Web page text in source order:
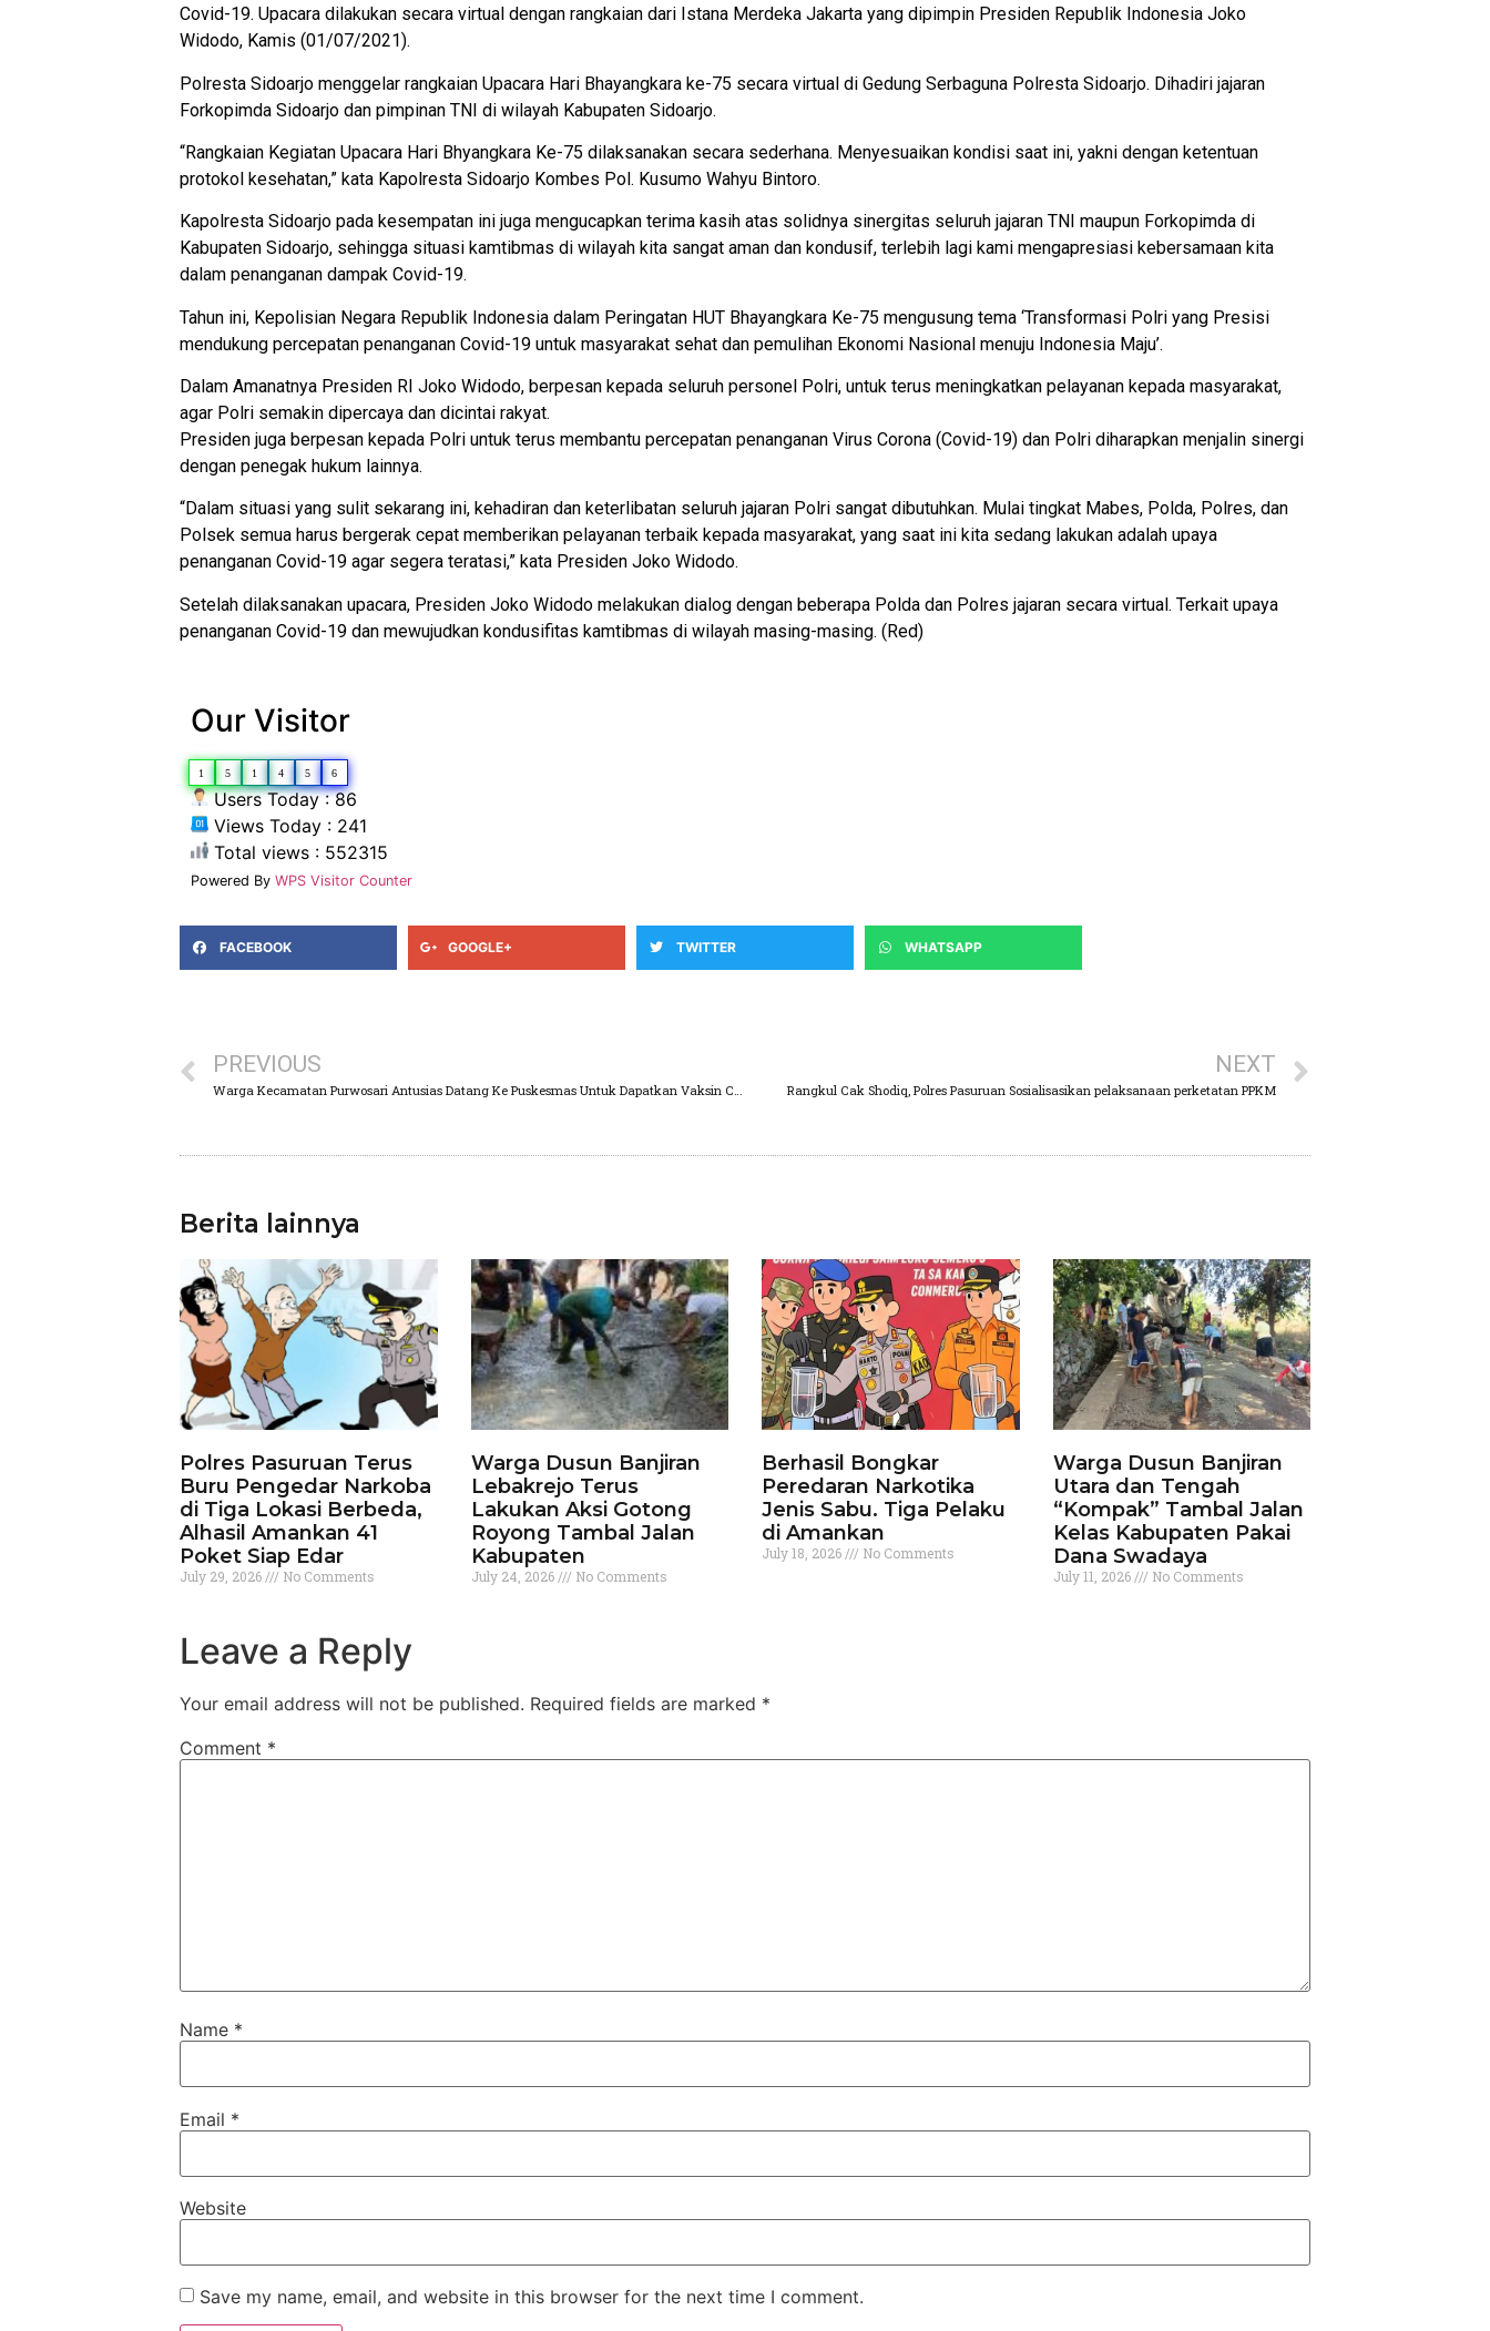
Covid-19. Upacara dilakukan secara virtual dengan rangkaian dari Istana Merdeka Jakarta yang dipimpin Presiden Republik Indonesia Joko
Widodo, Kamis (01/07/2021).
Polresta Sidoarjo menggelar rangkaian Upacara Hari Bhayangkara ke-75 secara virtual di Gedung Serbaguna Polresta Sidoarjo. Dihadiri jajaran
Forkopimda Sidoarjo dan pimpinan TNI di wilayah Kabupaten Sidoarjo.
“Rangkaian Kegiatan Upacara Hari Bhyangkara Ke-75 dilaksanakan secara sederhana. Menyesuaikan kondisi saat ini, yakni dengan ketentuan
protokol kesehatan,” kata Kapolresta Sidoarjo Kombes Pol. Kusumo Wahyu Bintoro.
Kapolresta Sidoarjo pada kesempatan ini juga mengucapkan terima kasih atas solidnya sinergitas seluruh jajaran TNI maupun Forkopimda di
Kabupaten Sidoarjo, sehingga situasi kamtibmas di wilayah kita sangat aman dan kondusif, terlebih lagi kami mengapresiasi kebersamaan kita
dalam penanganan dampak Covid-19.
Tahun ini, Kepolisian Negara Republik Indonesia dalam Peringatan HUT Bhayangkara Ke-75 mengusung tema ‘Transformasi Polri yang Presisi
mendukung percepatan penanganan Covid-19 untuk masyarakat sehat dan pemulihan Ekonomi Nasional menuju Indonesia Maju’.
Dalam Amanatnya Presiden RI Joko Widodo, berpesan kepada seluruh personel Polri, untuk terus meningkatkan pelayanan kepada masyarakat,
agar Polri semakin dipercaya dan dicintai rakyat.
Presiden juga berpesan kepada Polri untuk terus membantu percepatan penanganan Virus Corona (Covid-19) dan Polri diharapkan menjalin sinergi
dengan penegak hukum lainnya.
“Dalam situasi yang sulit sekarang ini, kehadiran dan keterlibatan seluruh jajaran Polri sangat dibutuhkan. Mulai tingkat Mabes, Polda, Polres, dan
Polsek semua harus bergerak cepat memberikan pelayanan terbaik kepada masyarakat, yang saat ini kita sedang lakukan adalah upaya
penanganan Covid-19 agar segera teratasi,” kata Presiden Joko Widodo.
Setelah dilaksanakan upacara, Presiden Joko Widodo melakukan dialog dengan beberapa Polda dan Polres jajaran secara virtual. Terkait upaya
penanganan Covid-19 dan mewujudkan kondusifitas kamtibmas di wilayah masing-masing. (Red)
Our Visitor
1 5 1 4 5 6
Users Today : 86
Views Today : 241
Total views : 552315
Powered By WPS Visitor Counter
FACEBOOK GOOGLE+ TWITTER WHATSAPP
PREVIOUS
Warga Kecamatan Purwosari Antusias Datang Ke Puskesmas Untuk Dapatkan Vaksin Covid-19
NEXT
Rangkul Cak Shodiq, Polres Pasuruan Sosialisasikan pelaksanaan perketatan PPKM
Berita lainnya
Polres Pasuruan Terus
Buru Pengedar Narkoba
di Tiga Lokasi Berbeda,
Alhasil Amankan 41
Poket Siap Edar
July 29, 2026 No Comments
Warga Dusun Banjiran
Lebakrejo Terus
Lakukan Aksi Gotong
Royong Tambal Jalan
Kabupaten
July 24, 2026 No Comments
Berhasil Bongkar
Peredaran Narkotika
Jenis Sabu. Tiga Pelaku
di Amankan
July 18, 2026 No Comments
Warga Dusun Banjiran
Utara dan Tengah
“Kompak” Tambal Jalan
Kelas Kabupaten Pakai
Dana Swadaya
July 11, 2026 No Comments
Leave a Reply
Your email address will not be published. Required fields are marked *
Comment *
Name *
Email *
Website
Save my name, email, and website in this browser for the next time I comment.